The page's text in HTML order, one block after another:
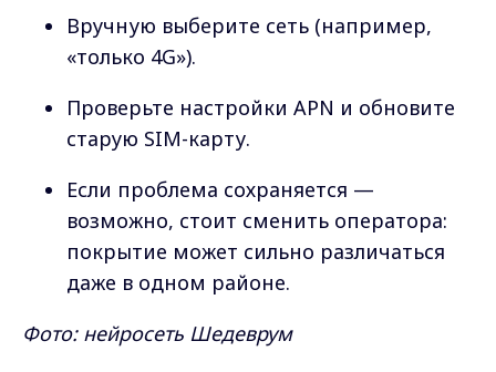
Вручную выберите сеть (например,
«только 4G»).
Проверьте настройки APN и обновите
старую SIM-карту.
Если проблема сохраняется —
возможно, стоит сменить оператора:
покрытие может сильно различаться
даже в одном районе.
Фото: нейросеть Шедеврум